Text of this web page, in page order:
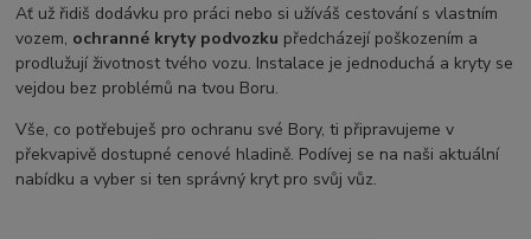
Ať už řidiš dodávku pro práci nebo si užíváš cestování s vlastním
vozem, ochranné kryty podvozku předcházejí poškozením a
prodlužují životnost tvého vozu. Instalace je jednoduchá a kryty se
vejdou bez problémů na tvou Boru.
Vše, co potřebuješ pro ochranu své Bory, ti připravujeme v
překvapivě dostupné cenové hladině. Podívej se na naši aktuální
nabídku a vyber si ten správný kryt pro svůj vůz.